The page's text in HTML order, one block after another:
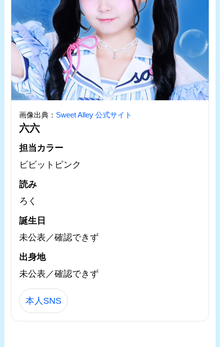
画像出典： Sweet Alley 公式サイト
六六
担当カラー
ビビットピンク
読み
ろく
誕生日
未公表／確認できず
出身地
未公表／確認できず
本人SNS